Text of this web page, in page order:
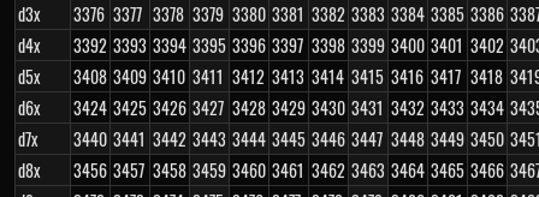
d3x
3376 3377 3378 3379 3380 3381 3382 3383 3384 3385 3386
d4x
3392 3393 3394 3395 3396 3397 3398 3399 3400 3401 3402
d5x
3408 3409 3410 3411 3412 3413 3414 3415 3416 3417 3418
d6x
3424 3425 3426 3427 3428 3429 3430 3431 3432 3433 3434
d7x
3440 3441 3442 3443 3444 3445 3446 3447 3448 3449 3450
d8x
3456 3457 3458 3459 3460 3461 3462 3463 3464 3465 3466